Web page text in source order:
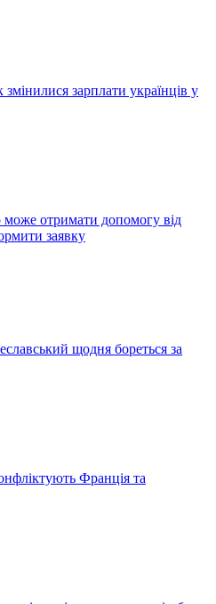
зарплати українців у
отримати допомогу від
заявку
щодня бореться за
Франція та